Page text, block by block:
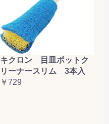
キクロン 目皿ポットク
リーナースリム 3本入
￥729